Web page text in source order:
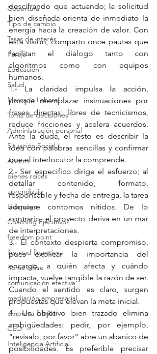
Cobertura
Tipo de cambio
Tasas de interés
Pareja
Educación
Salud
Mercado Laboral
Toma de decisiones
Administración personal
Situación Social
Ahorro
bienes raíces
aprendizaje
Liderazgo
Coaching Ejecutivo
freedom point
libertad financiera
home office
comunicación efectiva
mediación empresarial
empresa familiar
CEO
Inteligencia Artificial
descifrando que actuando; la solicitud
bien diseñada orienta de inmediato la
energía hacia la creación de valor. Con
esta visión, comparto once pautas que
facilitan el diálogo tanto con
algoritmos como con equipos
humanos.
1.- La claridad impulsa la acción,
porque reemplazar insinuaciones por
frases directas, libres de tecnicismos,
reduce fricciones y acelera acuerdos.
Ante la duda, el resto es describir la
idea con palabras sencillas y confirmar
que el interlocutor la comprende.
2.- Ser específico dirige el esfuerzo; al
detallar contenido, formato,
responsable y fecha de entrega, la tarea
adquiere contornos nítidos. De lo
contrario, el proyecto deriva en un mar
de interpretaciones.
3.- El contexto despierta compromiso,
pues explicar la importancia del
encargo, a quién afecta y cuándo
impacta, vuelve tangible la razón de ser.
Cuando el sentido es claro, surgen
propuestas que elevan la meta inicial.
4.- Un objetivo bien trazado elimina
ambigüedades: pedir, por ejemplo,
“revísalo, por favor” abre un abanico de
posibilidades. Es preferible precisar